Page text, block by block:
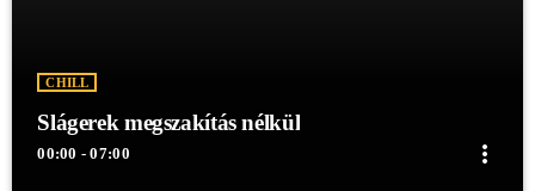
CHILL
Slágerek megszakítás nélkül
00:00 - 07:00 more_vert